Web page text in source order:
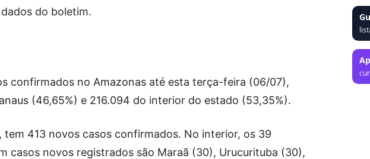
do boletim.
confirmados no Amazonas até esta terça-feira (06/07),
(46,65%) e 216.094 do interior do estado (53,35%).
tem 413 novos casos confirmados. No interior, os 39
casos novos registrados são Maraã (30), Urucurituba (30),